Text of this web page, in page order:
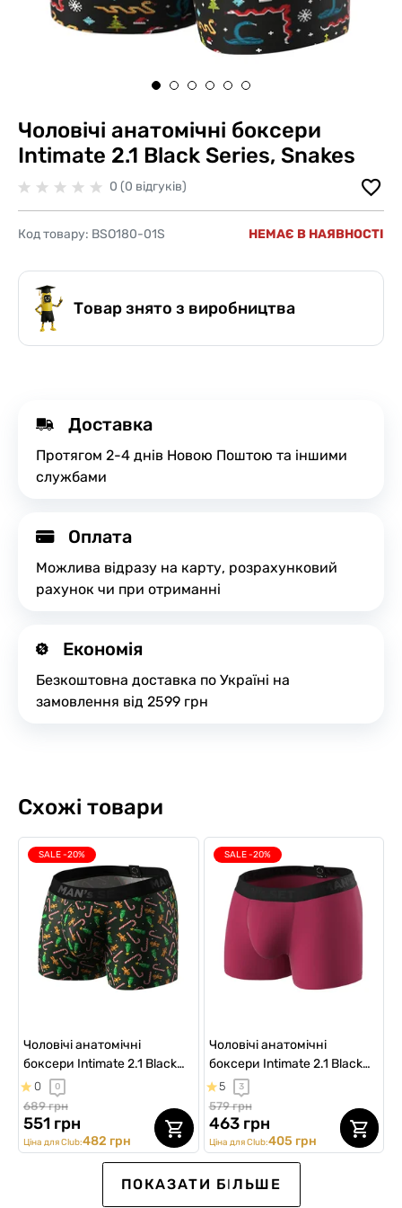
Чоловічі анатомічні боксери
Intimate 2.1 Black Series, Snakes
0 (0 відгуків)
Код товару: BSO180-01S НЕМАЄ В НАЯВНОСТІ
Товар знято з виробництва
Доставка
Протягом 2-4 днів Новою Поштою та іншими
службами
Оплата
Можлива відразу на карту, розрахунковий
рахунок чи при отриманні
Економія
Безкоштовна доставка по Україні на
замовлення від 2599 грн
Схожі товари
SALE -20%
Чоловічі анатомічні
боксери Intimate 2.1 Black
Series, Christmas Bites
0 0
689 грн
551 грн
Ціна для Club:482 грн
SALE -20%
Чоловічі анатомічні
боксери Intimate 2.1 Black
Series, бордовий
5 3
579 грн
463 грн
Ціна для Club:405 грн
SALE -20%
ПОКАЗАТИ БІЛЬШЕ